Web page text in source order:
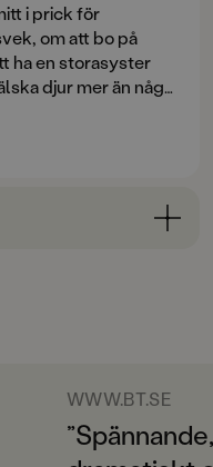
i prick för
om att bo på
ha en storasyster
djur mer än något
småunge ska ta
ska säga taskiga
i magen.
Hon och hennes
år sedan och av
kaninfarm. Nu
WWW.BT.SE